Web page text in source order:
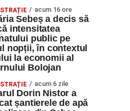
acum 16 ore
Sebeș a decis să
intensitatea
public pe
nopții, în contextul
la economii al
Bolojan
acum 6 zile
Dorin Nistor a
șantierele de apă